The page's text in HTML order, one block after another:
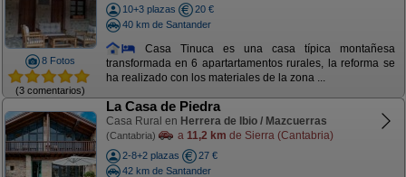
8 Fotos
(3 comentarios)
10+3 plazas
20 €
40 km de Santander
Casa Tinuca es una casa típica montañesa
transformada en 6 apartartamentos rurales, la reforma se
ha realizado con los materiales de la zona ...
La Casa de Piedra
Casa Rural en Herrera de Ibio / Mazcuerras
(Cantabria) a 11,2 km de Sierra (Cantabria)
2-8+2 plazas
27 €
42 km de Santander